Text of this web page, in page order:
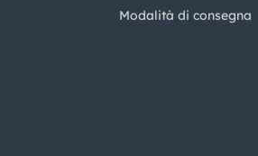
Modalità di consegna